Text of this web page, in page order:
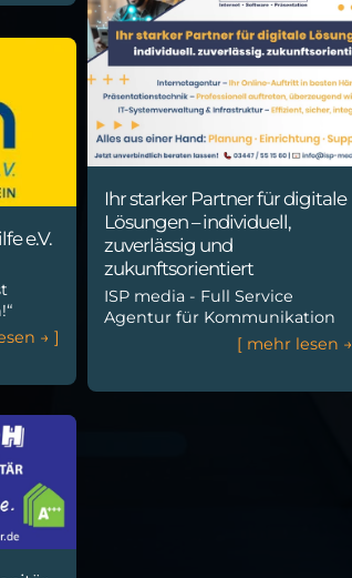
Ihr starker Partner für digitale
Lösungen – individuell,
zuverlässig und
zukunftsorientiert
ISP media - Full Service
Agentur für Kommunikation
[ mehr lesen →
e.V.
sen → ]